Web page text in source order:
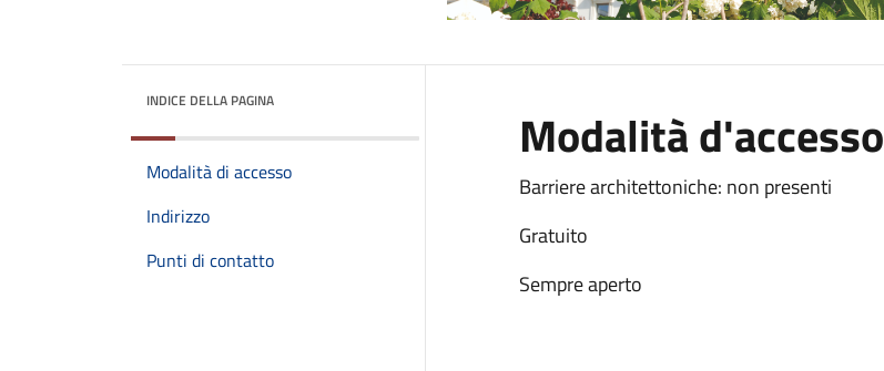
INDICE DELLA PAGINA
Modalità di accesso
Indirizzo
Punti di contatto
Modalità d'accesso
Barriere architettoniche: non presenti
Gratuito
Sempre aperto